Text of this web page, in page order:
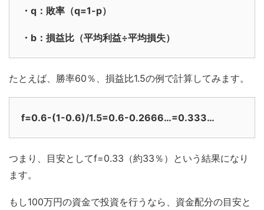
・q：敗率（q=1-p）
・b：損益比（平均利益÷平均損失）
たとえば、勝率60％、損益比1.5の例で計算してみます。
f=0.6-(1-0.6)/1.5=0.6-0.2666…=0.333…
つまり、目安としてf=0.33（約33％）という結果になり
ます。
もし100万円の資金で投資を行うなら、資金配分の目安と